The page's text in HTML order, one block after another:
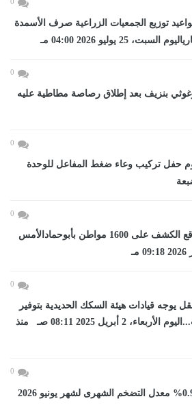
توزيع الجمعيات الزراعية صرف الأسمدة
25 يوليو 2026 04:00 مـ
0
بنزيف بعد إطلاق رصاصة مطاطية عليه
0
حفل تركيب وعاء ضغط المفاعل للوحدة
0
صحة الشرقية توقع الكشف على 1600 مواطن بأبوحمادالأمس
0
يوجه قيادات هيئة السكك الحديدية بتوفير
أماكن في رحلات...اليوم الأربعاء، 2 أبريل 2025 08:11 صـ منذ
0